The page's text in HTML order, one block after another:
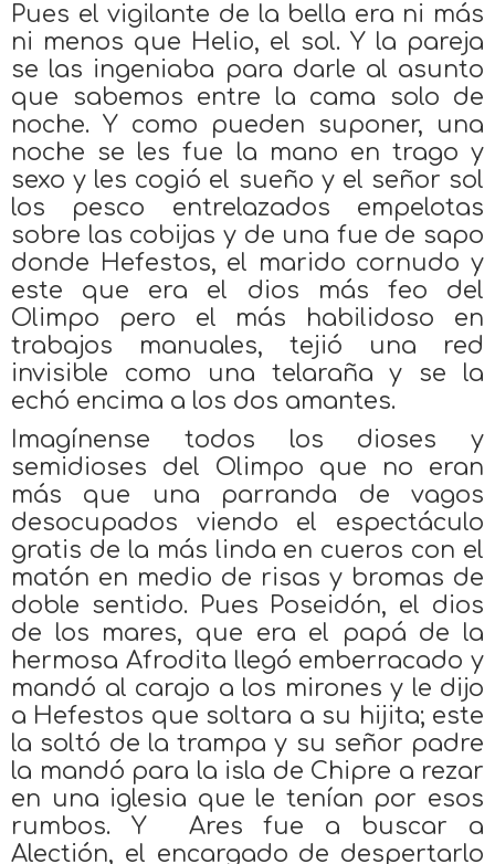
Pues el vigilante de la bella era ni más
ni menos que Helio, el sol. Y la pareja
se las ingeniaba para darle al asunto
que sabemos entre la cama solo de
noche. Y como pueden suponer, una
noche se les fue la mano en trago y
sexo y les cogió el sueño y el señor sol
los pesco entrelazados empelotas
sobre las cobijas y de una fue de sapo
donde Hefestos, el marido cornudo y
este que era el dios más feo del
Olimpo pero el más habilidoso en
trabajos manuales, tejió una red
invisible como una telaraña y se la
echó encima a los dos amantes.
Imagínense todos los dioses y
semidioses del Olimpo que no eran
más que una parranda de vagos
desocupados viendo el espectáculo
gratis de la más linda en cueros con el
matón en medio de risas y bromas de
doble sentido. Pues Poseidón, el dios
de los mares, que era el papá de la
hermosa Afrodita llegó emberracado y
mandó al carajo a los mirones y le dijo
a Hefestos que soltara a su hijita; este
la soltó de la trampa y su señor padre
la mandó para la isla de Chipre a rezar
en una iglesia que le tenían por esos
rumbos. Y Ares fue a buscar a
Alectión, el encargado de despertarlo